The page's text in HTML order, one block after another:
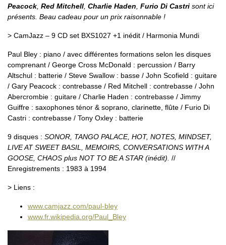
Peacock Red Mitchell Charlie Haden Furio Di Castri sont ici
présents. Beau cadeau pour un prix raisonnable !
> CamJazz – 9 CD set BXS1027 +1 inédit / Harmonia Mundi
Paul Bley : piano / avec différentes formations selon les disques
comprenant / George Cross McDonald : percussion / Barry
Altschul : batterie / Steve Swallow : basse / John Scofield : guitare
/ Gary Peacock : contrebasse / Red Mitchell : contrebasse / John
Abercrombie : guitare / Charlie Haden : contrebasse / Jimmy
Guiffre : saxophones ténor & soprano, clarinette, flûte / Furio Di
Castri : contrebasse / Tony Oxley : batterie
9 disques : SONOR, TANGO PALACE, HOT, NOTES, MINDSET,
LIVE AT SWEET BASIL, MEMOIRS, CONVERSATIONS WITH A
GOOSE, CHAOS plus NOT TO BE A STAR (inédit). //
Enregistrements : 1983 à 1994
> Liens :
www.camjazz.com/paul-bley
www.fr.wikipedia.org/Paul_Bley